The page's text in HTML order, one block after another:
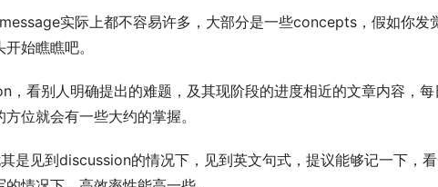
实际上都不容易许多，大部分是一些concepts，假如你发
始瞧瞧吧。
看别人明确提出的难题，及其现阶段的进度相近的文章内容，每
位就会有一些大约的掌握。
是见到discussion的情况下，见到英文句式，提议能够记一下，